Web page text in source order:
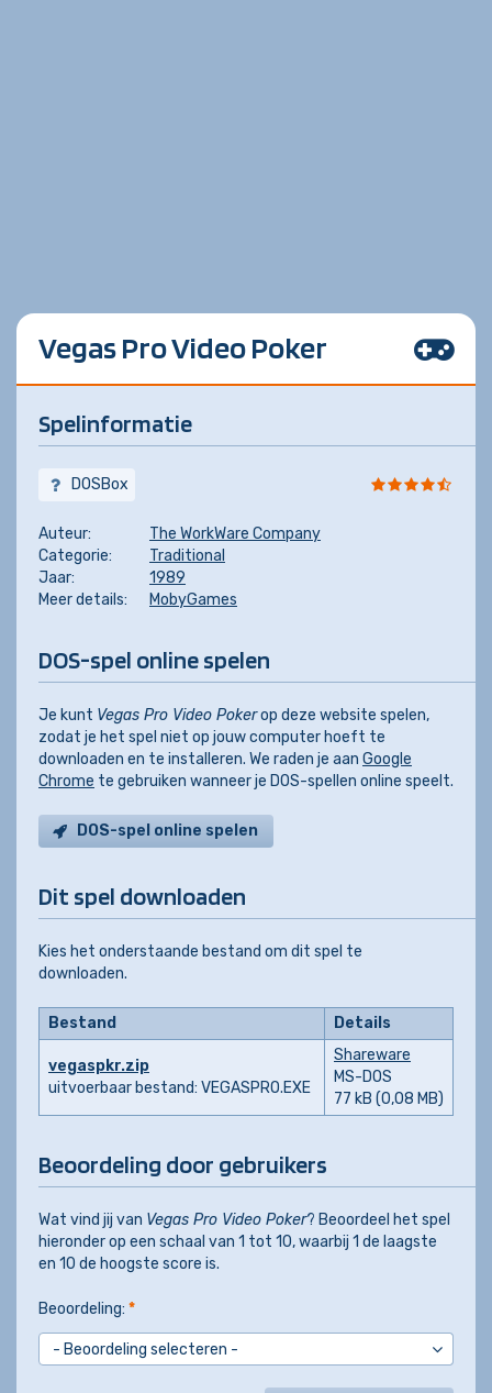
Vegas Pro Video Poker
Spelinformatie
DOSBox
Auteur:
The WorkWare Company
Categorie:
Traditional
Jaar:
1989
Meer details:
MobyGames
DOS-spel online spelen
Je kunt Vegas Pro Video Pokerop deze website spelen,
zodat je het spel niet op jouw computer hoeft te
downloaden en te installeren. We raden je aan Google
Chrome te gebruiken wanneer je DOS-spellen online speelt.
DOS-spel online spelen
Dit spel downloaden
Kies het onderstaande bestand om dit spel te
downloaden.
Bestand Details
vegaspkr.zip
uitvoerbaar bestand: VEGASPRO.EXE
Shareware
MS-DOS
77 kB (0,08 MB)
Beoordeling door gebruikers
Wat vind jij van Vegas Pro Video Poker? Beoordeel het spel
hieronder op een schaal van 1 tot 10, waarbij 1 de laagste
en 10 de hoogste score is.
Beoordeling: *